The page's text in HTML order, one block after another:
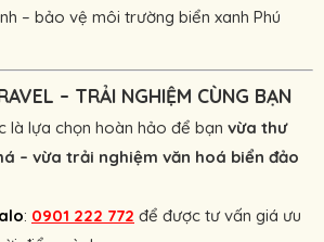
– bảo vệ môi trường biển xanh Phú
– TRẢI NGHIỆM CÙNG BẠN
là lựa chọn hoàn hảo để bạn vừa thư
– vừa trải nghiệm văn hoá biển đảo
: 0901 222 772 để được tư vấn giá ưu